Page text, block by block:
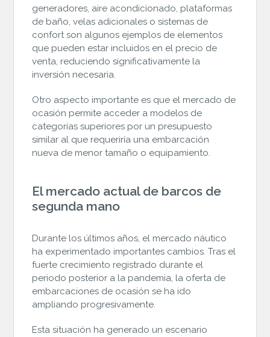
generadores, aire acondicionado, plataformas
de baño, velas adicionales o sistemas de
confort son algunos ejemplos de elementos
que pueden estar incluidos en el precio de
venta, reduciendo significativamente la
inversión necesaria.
Otro aspecto importante es que el mercado de
ocasión permite acceder a modelos de
categorías superiores por un presupuesto
similar al que requeriría una embarcación
nueva de menor tamaño o equipamiento.
El mercado actual de barcos de
segunda mano
Durante los últimos años, el mercado náutico
ha experimentado importantes cambios. Tras el
fuerte crecimiento registrado durante el
periodo posterior a la pandemia, la oferta de
embarcaciones de ocasión se ha ido
ampliando progresivamente.
Esta situación ha generado un escenario